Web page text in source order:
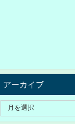
アーカイブ